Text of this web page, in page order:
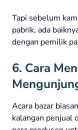
Tapi sebelum
pabrik, ada
dengan pemilik
6. Cara
Acara bazar
kalangan penjual